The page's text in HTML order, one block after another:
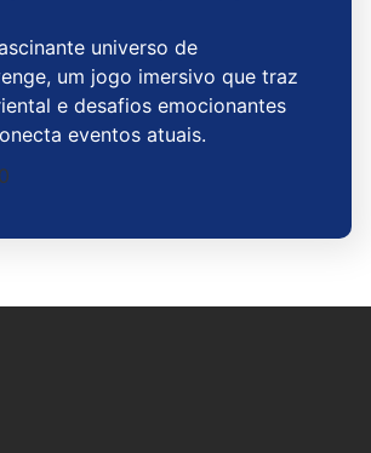
universo de
um jogo imersivo que traz
e desafios emocionantes
eventos atuais.